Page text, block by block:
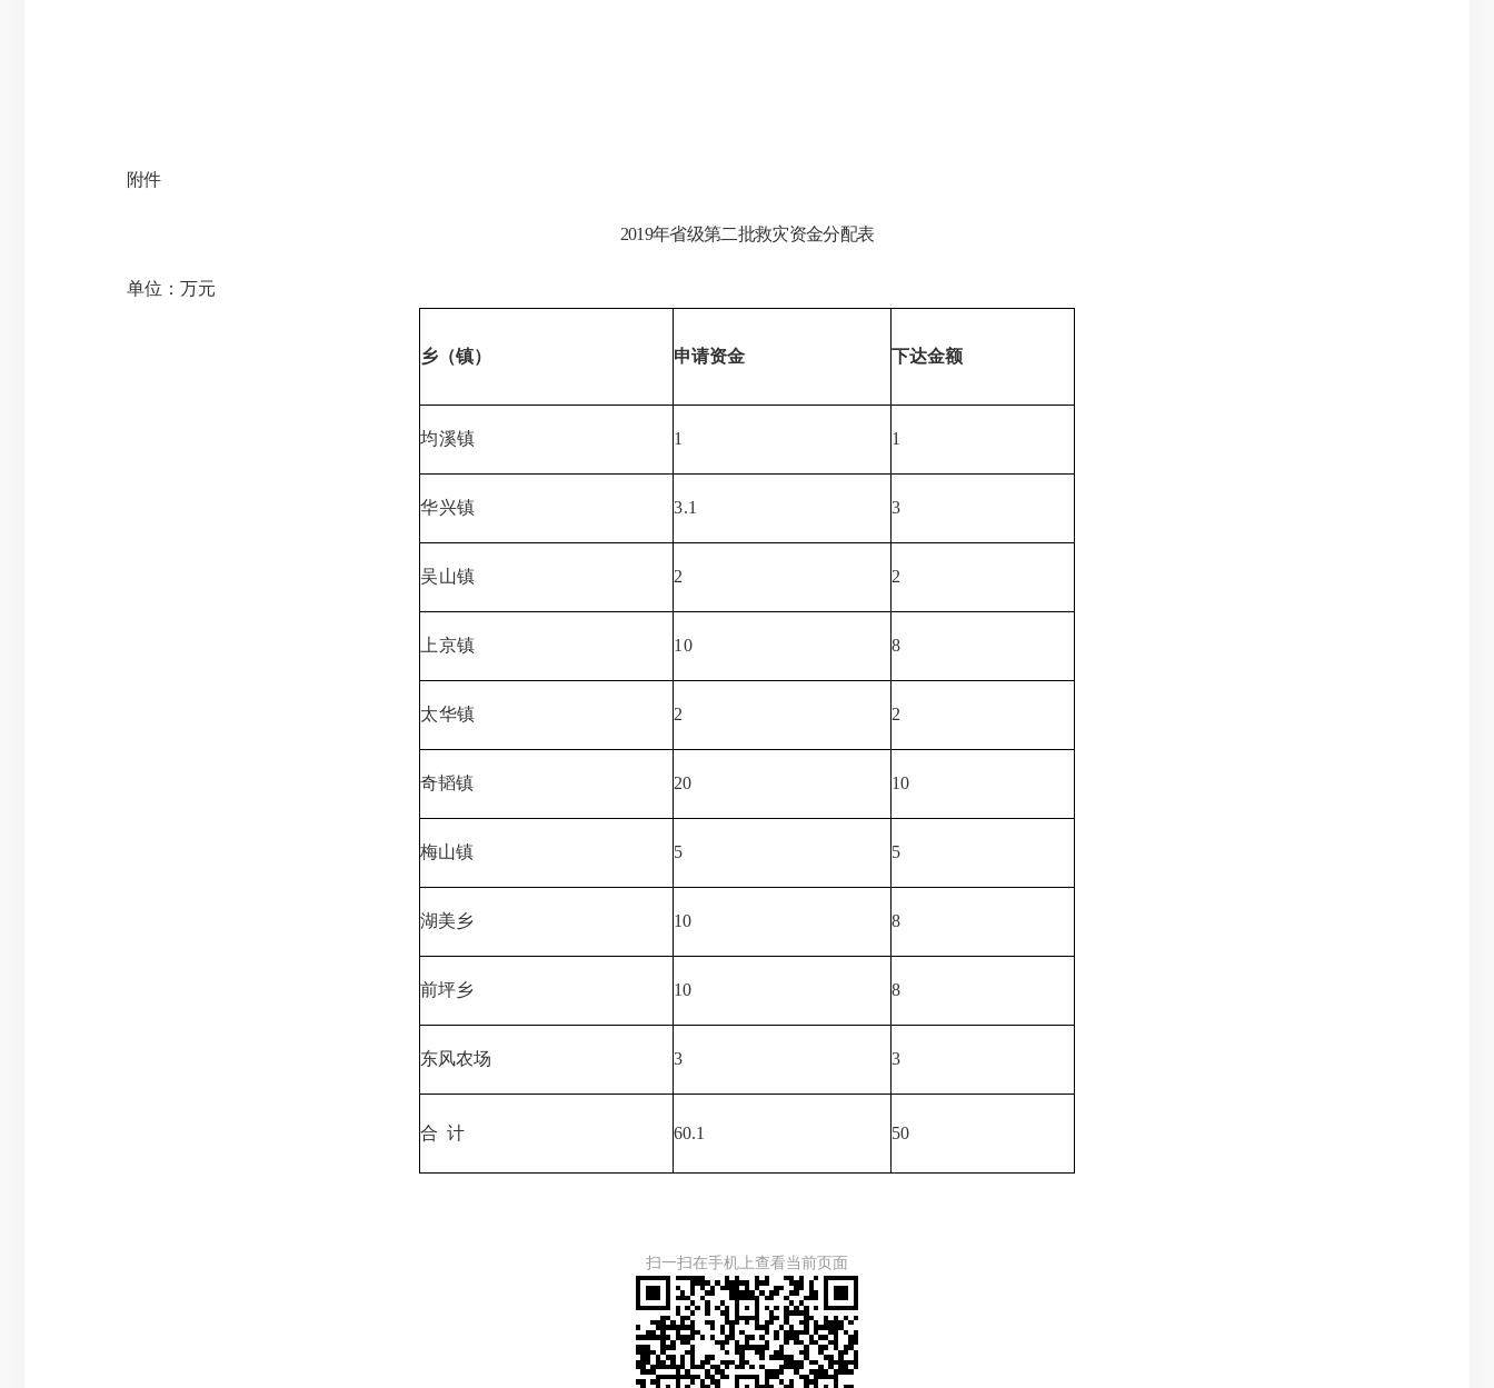
附件
2019年省级第二批救灾资金分配表
单位：万元
乡（镇） 申请资金 下达金额
均溪镇 1 1
华兴镇 3.1 3
吴山镇 2 2
上京镇 10 8
太华镇 2 2
奇韬镇 20 10
梅山镇 5 5
湖美乡 10 8
前坪乡 10 8
东风农场 3 3
合 计 60.1 50
扫一扫在手机上查看当前页面